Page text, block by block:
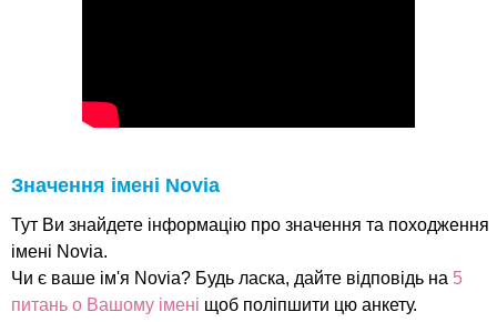
Значення імені Novia
Тут Ви знайдете інформацію про значення та походження
імені Novia.
Чи є ваше ім'я Novia? Будь ласка, дайте відповідь на 5
питань о Вашому імені щоб поліпшити цю анкету.